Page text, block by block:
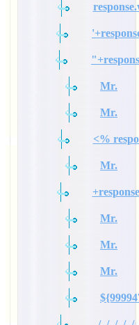
Mr.
Mr.
<%
Mr.
Mr.
Mr.
Mr.